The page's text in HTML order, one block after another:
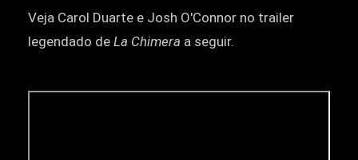
Veja Carol Duarte e Josh O'Connor no trailer
legendado de La Chimera a seguir.